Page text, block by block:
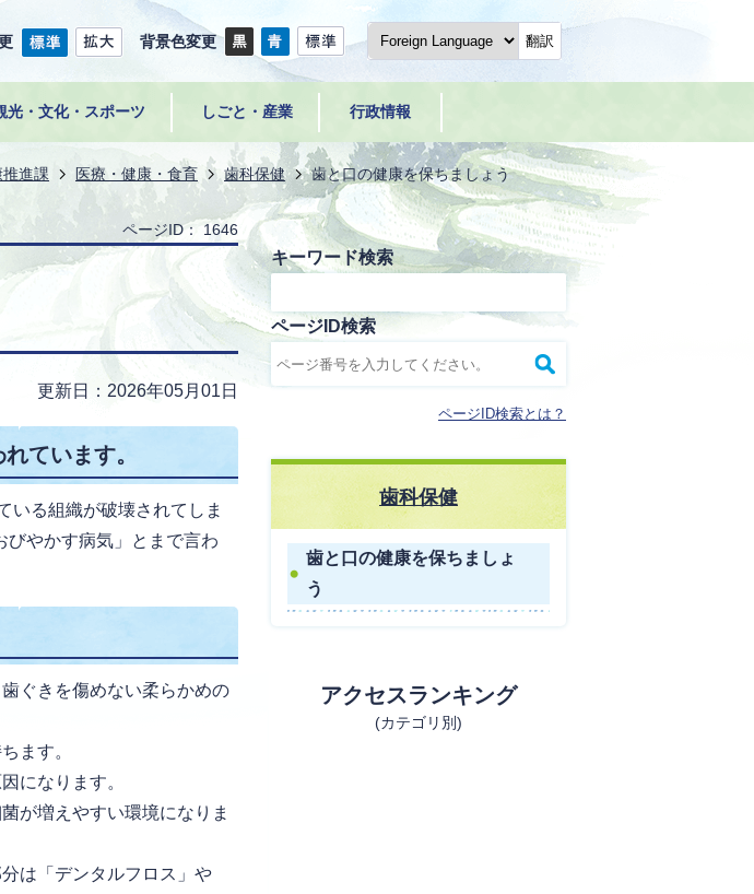
背景色変更 翻訳
光・文化・スポーツ しごと・産業 行政情報
進課 医療・健康・食育 歯科保健 歯と口の健康を保ちましょう
ページID： 1646
更新日：2026年05月01日
ています。
いる組織が破壊されてしま
びやかす病気」とまで言わ
ぐきを傷めない柔らかめの
ます。
になります。
が増えやすい環境になりま
は「デンタルフロス」や
キーワード検索
ページID検索
ページID検索とは？
歯科保健
歯と口の健康を保ちましょ
う
アクセスランキング
(カテゴリ別)